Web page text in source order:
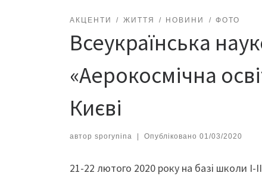
АКЦЕНТИ ЖИТТЯ НОВИНИ ФОТО
Всеукраїнська
«Аерокосмічна
Києві
автор sporynina Опубліковано 01/03/2020
21-22 лютого 2020 року на базі школи І-